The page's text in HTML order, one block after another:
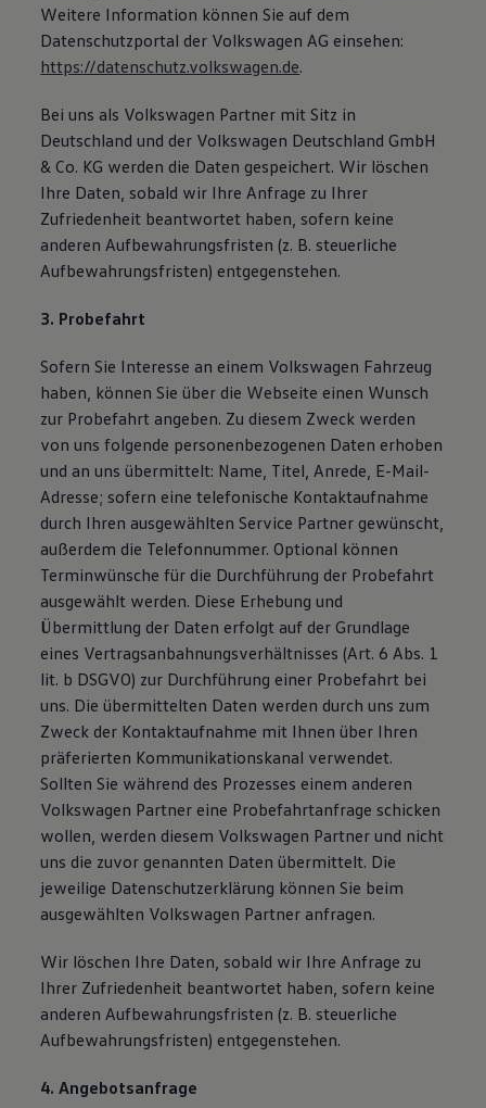
Weitere Information können Sie auf dem
Datenschutzportal der Volkswagen AG einsehen:
https://datenschutz.volkswagen.de.
Bei uns als Volkswagen Partner mit Sitz in
Deutschland und der Volkswagen Deutschland GmbH
& Co. KG werden die Daten gespeichert. Wir löschen
Ihre Daten, sobald wir Ihre Anfrage zu Ihrer
Zufriedenheit beantwortet haben, sofern keine
anderen Aufbewahrungsfristen (z. B. steuerliche
Aufbewahrungsfristen) entgegenstehen.
3. Probefahrt
Sofern Sie Interesse an einem Volkswagen Fahrzeug
haben, können Sie über die Webseite einen Wunsch
zur Probefahrt angeben. Zu diesem Zweck werden
von uns folgende personenbezogenen Daten erhoben
und an uns übermittelt: Name, Titel, Anrede, E-Mail-
Adresse; sofern eine telefonische Kontaktaufnahme
durch Ihren ausgewählten Service Partner gewünscht,
außerdem die Telefonnummer. Optional können
Terminwünsche für die Durchführung der Probefahrt
ausgewählt werden. Diese Erhebung und
Übermittlung der Daten erfolgt auf der Grundlage
eines Vertragsanbahnungsverhältnisses (Art. 6 Abs. 1
lit. b DSGVO) zur Durchführung einer Probefahrt bei
uns. Die übermittelten Daten werden durch uns zum
Zweck der Kontaktaufnahme mit Ihnen über Ihren
präferierten Kommunikationskanal verwendet.
Sollten Sie während des Prozesses einem anderen
Volkswagen Partner eine Probefahrtanfrage schicken
wollen, werden diesem Volkswagen Partner und nicht
uns die zuvor genannten Daten übermittelt. Die
jeweilige Datenschutzerklärung können Sie beim
ausgewählten Volkswagen Partner anfragen.
Wir löschen Ihre Daten, sobald wir Ihre Anfrage zu
Ihrer Zufriedenheit beantwortet haben, sofern keine
anderen Aufbewahrungsfristen (z. B. steuerliche
Aufbewahrungsfristen) entgegenstehen.
4. Angebotsanfrage